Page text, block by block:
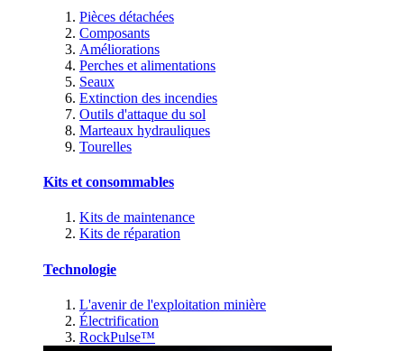
Pièces détachées
Composants
Améliorations
Perches et alimentations
Seaux
Extinction des incendies
Outils d'attaque du sol
Marteaux hydrauliques
Tourelles
Kits et consommables
Kits de maintenance
Kits de réparation
Technologie
L'avenir de l'exploitation minière
Électrification
RockPulse™